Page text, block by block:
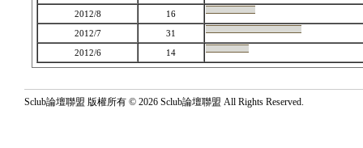
2012/8
16
2012/7
31
2012/6
14
Sclub論壇聯盟 版權所有 © 2026 Sclub論壇聯盟 All Rights Reserved.